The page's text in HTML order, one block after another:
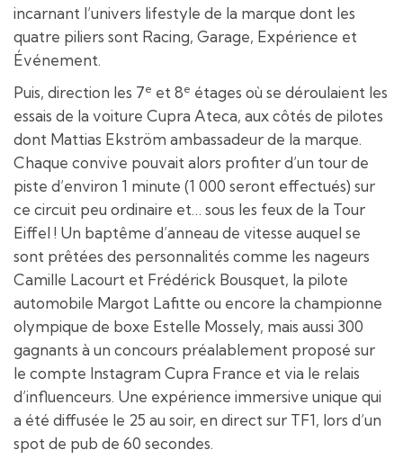
incarnant l’univers lifestyle de la marque dont les
quatre piliers sont Racing, Garage, Expérience et
Événement.
Puis, direction les 7e et 8e étages où se déroulaient les
essais de la voiture Cupra Ateca, aux côtés de pilotes
dont Mattias Ekström ambassadeur de la marque.
Chaque convive pouvait alors profiter d’un tour de
piste d’environ 1 minute (1 000 seront effectués) sur
ce circuit peu ordinaire et… sous les feux de la Tour
Eiffel ! Un baptême d’anneau de vitesse auquel se
sont prêtées des personnalités comme les nageurs
Camille Lacourt et Frédérick Bousquet, la pilote
automobile Margot Lafitte ou encore la championne
olympique de boxe Estelle Mossely, mais aussi 300
gagnants à un concours préalablement proposé sur
le compte Instagram Cupra France et via le relais
d’influenceurs. Une expérience immersive unique qui
a été diffusée le 25 au soir, en direct sur TF1, lors d’un
spot de pub de 60 secondes.